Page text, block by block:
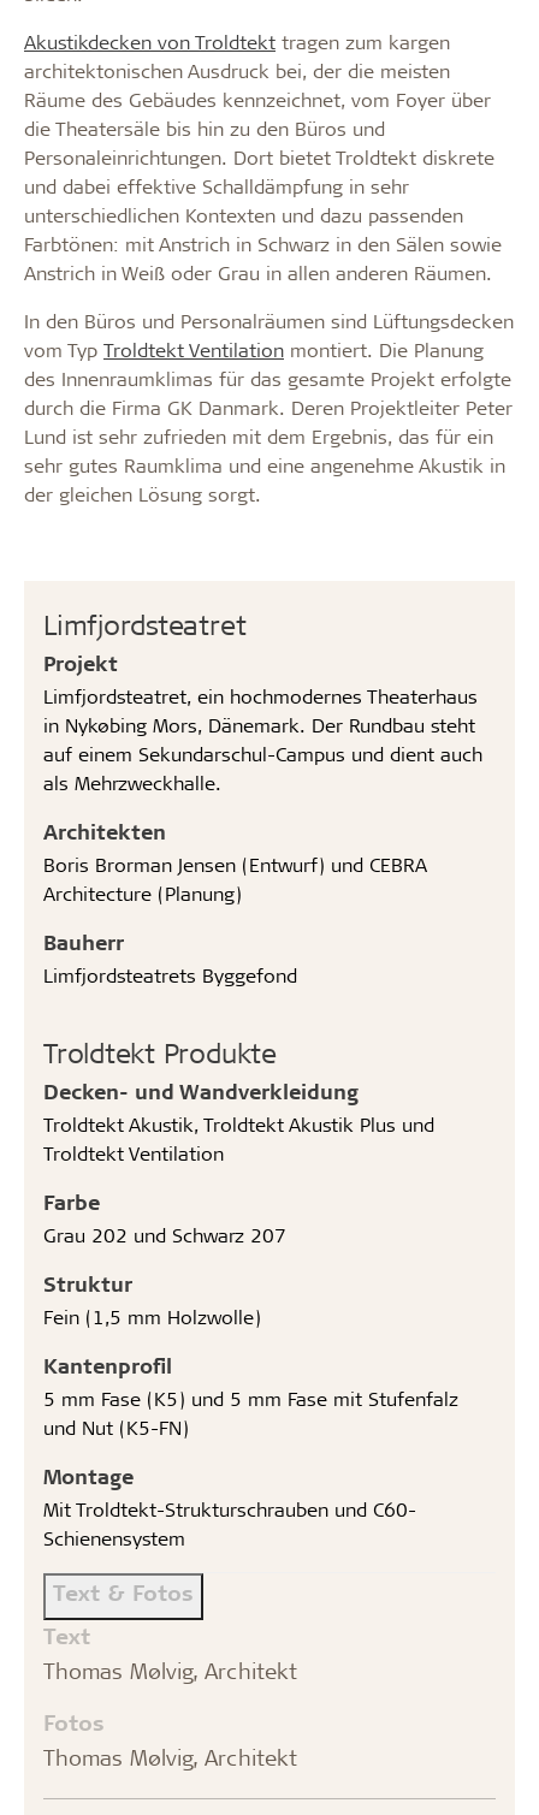
Limfjordsteatret
Projekt
Limfjordsteatret, ein hochmodernes Theaterhaus
in Nykøbing Mors, Dänemark. Der Rundbau steht
auf einem Sekundarschul-Campus und dient auch
als Mehrzweckhalle.
Architekten
Boris Brorman Jensen (Entwurf) und CEBRA
Architecture (Planung)
Bauherr
Limfjordsteatrets Byggefond
Troldtekt Produkte
Decken- und Wandverkleidung
Troldtekt Akustik, Troldtekt Akustik Plus und
Troldtekt Ventilation
Farbe
Grau 202 und Schwarz 207
Struktur
Fein (1,5 mm Holzwolle)
Kantenprofil
5 mm Fase (K5) und 5 mm Fase mit Stufenfalz
und Nut (K5-FN)
Montage
Mit Troldtekt-Strukturschrauben und C60-
Schienensystem
Text & Fotos
Text
Thomas Mølvig, Architekt
Fotos
Thomas Mølvig, Architekt
Akustikdecken von Troldtekt tragen zum kargen
architektonischen Ausdruck bei, der die meisten
Räume des Gebäudes kennzeichnet, vom Foyer über
die Theatersäle bis hin zu den Büros und
Personaleinrichtungen. Dort bietet Troldtekt diskrete
und dabei effektive Schalldämpfung in sehr
unterschiedlichen Kontexten und dazu passenden
Farbtönen: mit Anstrich in Schwarz in den Sälen sowie
Anstrich in Weiß oder Grau in allen anderen Räumen.
In den Büros und Personalräumen sind Lüftungsdecken
vom Typ Troldtekt Ventilation montiert. Die Planung
des Innenraumklimas für das gesamte Projekt erfolgte
durch die Firma GK Danmark. Deren Projektleiter Peter
Lund ist sehr zufrieden mit dem Ergebnis, das für ein
sehr gutes Raumklima und eine angenehme Akustik in
der gleichen Lösung sorgt.